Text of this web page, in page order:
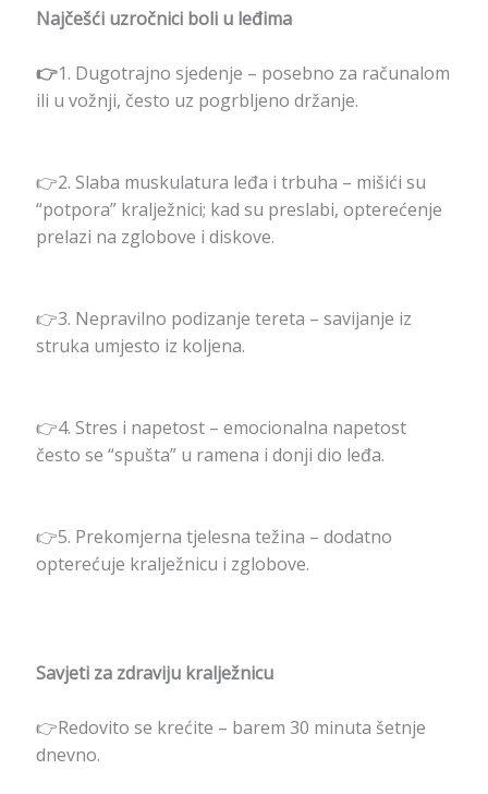
Najčešći uzročnici boli u leđima
👉1. Dugotrajno sjedenje – posebno za računalom
ili u vožnji, često uz pogrbljeno držanje.
👉2. Slaba muskulatura leđa i trbuha – mišići su
“potpora” kralježnici; kad su preslabi, opterećenje
prelazi na zglobove i diskove.
👉3. Nepravilno podizanje tereta – savijanje iz
struka umjesto iz koljena.
👉4. Stres i napetost – emocionalna napetost
često se “spušta” u ramena i donji dio leđa.
👉5. Prekomjerna tjelesna težina – dodatno
opterećuje kralježnicu i zglobove.
Savjeti za zdraviju kralježnicu
👉Redovito se krećite – barem 30 minuta šetnje
dnevno.